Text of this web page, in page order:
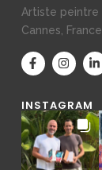
Artiste peintre
Cannes, France
INSTAGRAM